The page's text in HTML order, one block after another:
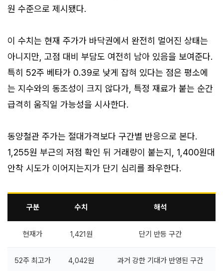
원 수준으로 제시됐다.
이 수치는 현재 주가가 바닥권에서 완전히 멀어진 상태는
아니지만, 고점 대비 부담도 여전히 남아 있음을 보여준다.
특히 52주 베타가 0.39로 낮게 잡혀 있다는 점은 평소에
는 지수와의 동조성이 크지 않다가, 특정 재료가 붙는 순간
급격히 움직일 가능성을 시사한다.
동양철관 주가는 절대가격보다 구간별 반응으로 본다.
1,255원 부근의 저점 확인 뒤 거래량이 붙는지, 1,400원대
안착 시도가 이어지는지가 단기 심리를 좌우한다.
구분 수치 해석
현재가 1,421원 단기 반등 구간
52주 최고가 4,042원 과거 강한 기대가 반영된 구간